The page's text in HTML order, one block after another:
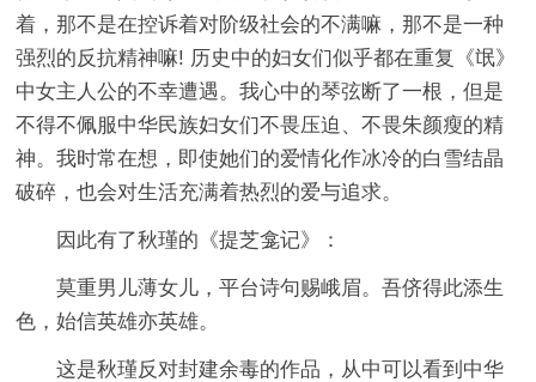
着，那不是在控诉着对阶级社会的不满嘛，那不是一种
强烈的反抗精神嘛! 历史中的妇女们似乎都在重复《氓》
中女主人公的不幸遭遇。我心中的琴弦断了一根，但是
不得不佩服中华民族妇女们不畏压迫、不畏朱颜瘦的精
神。我时常在想，即使她们的爱情化作冰冷的白雪结晶
破碎，也会对生活充满着热烈的爱与追求。
因此有了秋瑾的《提芝龛记》：
莫重男儿薄女儿，平台诗句赐峨眉。吾侪得此添生
色，始信英雄亦英雄。
这是秋瑾反对封建余毒的作品，从中可以看到中华